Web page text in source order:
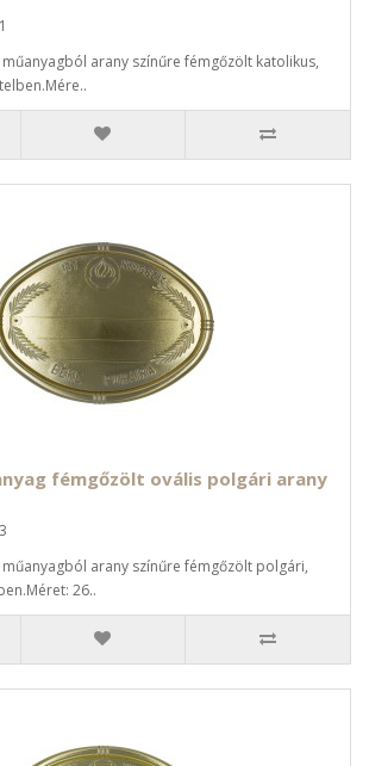
arany színűre fémgőzölt katolikus,
fémgőzölt ovális polgári arany
arany színűre fémgőzölt polgári,
26..